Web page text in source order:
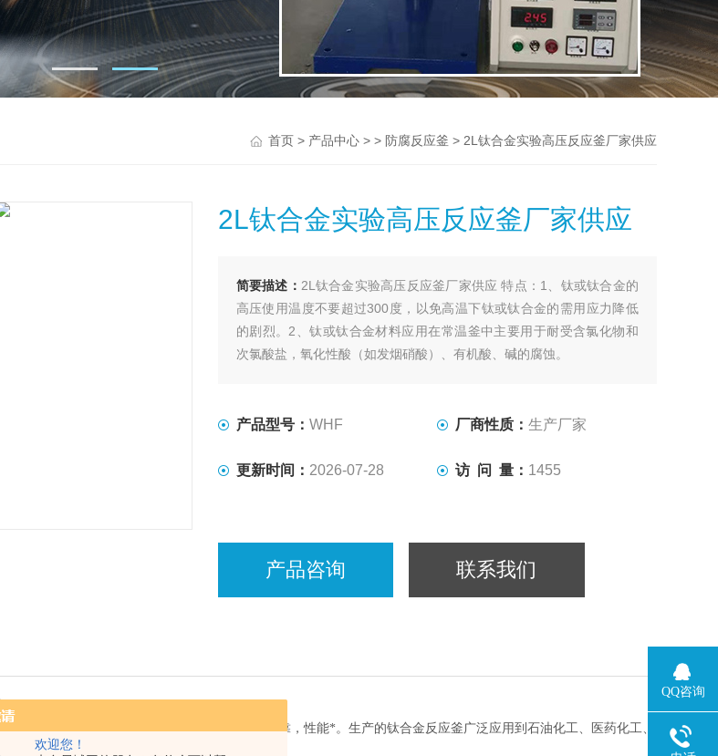
欢迎您！
首页> 产品中心> > 防腐反应釜 > 2L钛合金实验高压反应釜厂家供应
2L钛合金实验高压反应釜厂家供应
简要描述： 2L钛合金实验高压反应釜厂家供应 特点：1、钛或钛合金的
高压使用温度不要超过300度，以免高温下钛或钛合金的需用应力降低
的剧烈。2、钛或钛合金材料应用在常温釜中主要用于耐受含氯化物和
次氯酸盐，氧化性酸（如发烟硝酸）、有机酸、碱的腐蚀。
产品型号： WHF 厂商性质：生产厂家
更新时间： 2026-07-28 访 问 量： 1455
产品咨询 联系我们
，钛反应釜生产工艺先进，检测手段*，质量可靠，性能*。生产的钛合金反应釜广泛应用到石油化工、医药化工、
等各大领域。
QQ咨询